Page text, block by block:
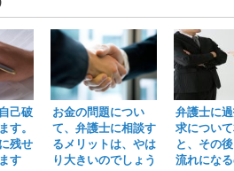
己破
す。
残せ
す
お金の問題につい
て、弁護士に相談す
るメリットは、やは
り大きいのでしょう
弁護士に
求につい
と、その
流れにな